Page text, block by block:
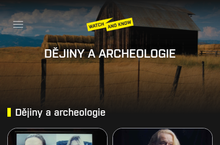
DĚJINY A ARCHEOLOGIE
Dějiny a archeologie